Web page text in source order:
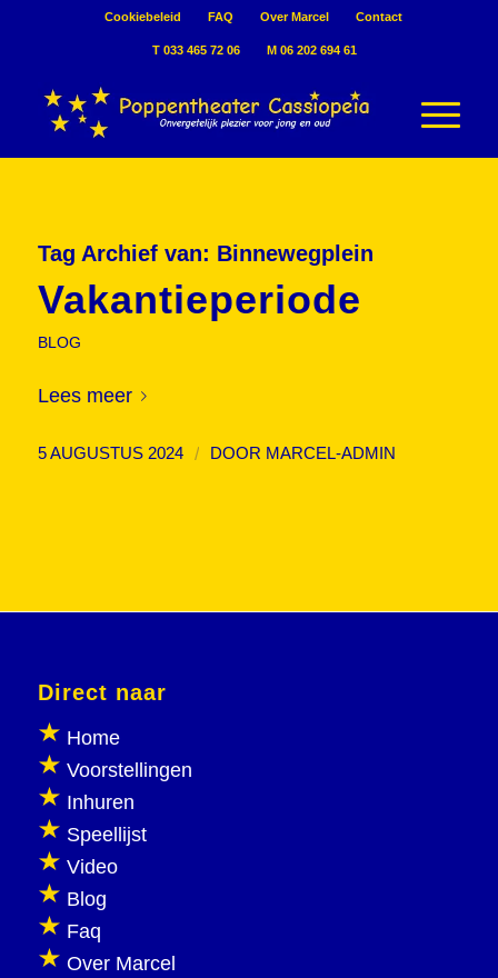
Cookiebeleid FAQ Over Marcel Contact
T 033 465 72 06 M 06 202 694 61
Tag Archief van: Binnewegplein
Vakantieperiode
BLOG
Lees meer
5 AUGUSTUS 2024 / DOOR MARCEL-ADMIN
Direct naar
Home
Voorstellingen
Inhuren
Speellijst
Video
Blog
Faq
Over Marcel